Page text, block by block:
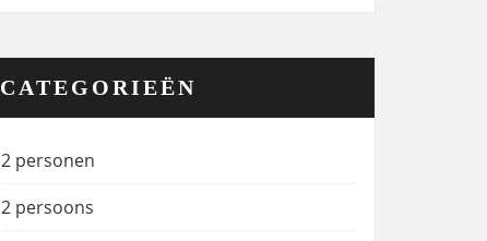
CATEGORIEËN
2 personen
2 persoons